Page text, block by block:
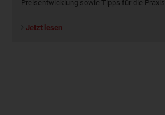
Preisentwicklung sowie Tipps für die Praxis.
Jetzt lesen